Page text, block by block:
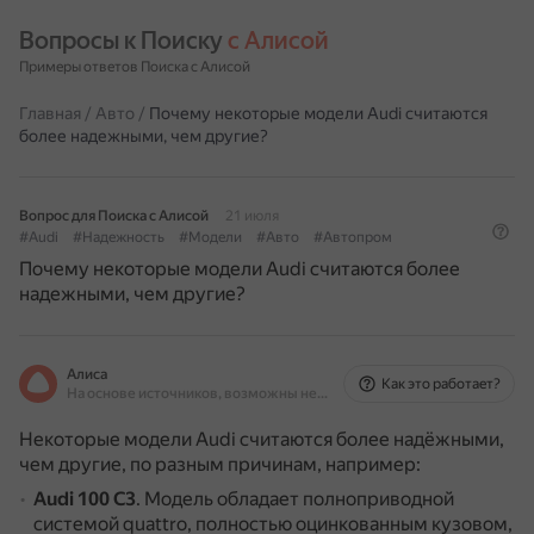
Вопросы к Поиску с Алисой
Примеры ответов Поиска с Алисой
Главная / Авто / Почему некоторые модели Audi считаются
более надежными, чем другие?
Вопрос для Поиска с Алисой
21 июля
#Audi
#Надежность #Модели #Авто #Автопром
Почему некоторые модели Audi считаются более
надежными, чем другие?
Алиса
На основе источников, возможны неточности
Как это работает?
Некоторые модели Audi считаются более надёжными,
чем другие, по разным причинам, например:
Audi 100 C3. Модель обладает полноприводной
системой quattro, полностью оцинкованным кузовом,